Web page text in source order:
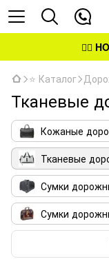
👉🏻
⭐ Каталог
Тканевые
Кожаные
Тканевые
Сумки
Сумки
ECO сумки